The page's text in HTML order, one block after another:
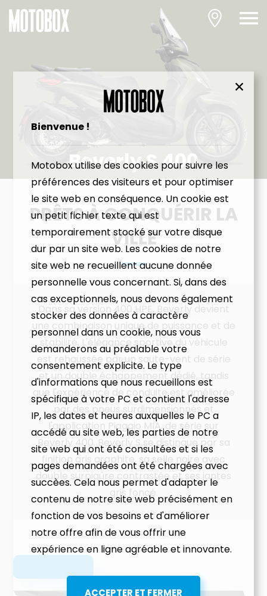
Bienvenue !
Motobox utilise des cookies pour suivre les
préférences des visiteurs et pour optimiser
le site web en conséquence. Un cookie est
un petit fichier texte qui est
temporairement stocké sur votre disque
dur par un site web. Les cookies de notre
site web ne recueillent aucune donnée
personnelle vous concernant. Si, dans des
cas exceptionnels, nous devons également
stocker des données à caractère
personnel dans un cookie, nous vous
demanderons au préalable votre
consentement explicite. Le type
d'informations que nous recueillons est
spécifique à votre PC et contient l'adresse
IP, les dates et heures auxquelles le PC a
accédé au site web, les parties de notre
site web qui ont été consultées et si les
pages demandées ont été chargées avec
succèes. Cela nous permet d'adapter le
contenu de notre site web précisément en
fonction de vos besoins et d'améliorer
notre offre afin de vous offrir une
expérience en ligne agréable et innovante.
Beverly S 400
PRÊTS À CONQUÉRIR LA
VILLE
Dans sa version 400 HPE, Beverly devient
une combinaison unique de puissance et de
stabilité. L'élégance sportive du véhicule
est rehaussée par un saute-vent de série
et un double échappement dédié, tandis
que l'expérience de conduite est améliorée
par des pneus surdimensionnés et
l'application Piaggio MIA, de série sur
Beverly 400. Beverly S se distingue par sa
finition gris graphite, sa selle noire avec
double surpiqûre contrastée et ses jantes
gris foncé.